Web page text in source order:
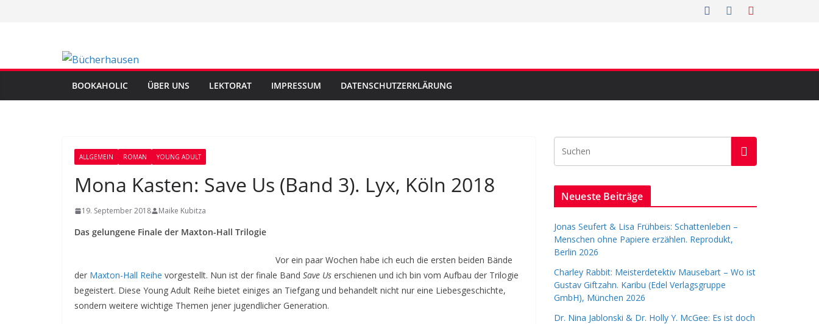
BOOKAHOLIC ÜBER UNS LEKTORAT IMPRESSUM DATENSCHUTZERKLÄRUNG
ALLGEMEIN ROMAN YOUNG ADULT
Mona Kasten: Save Us (Band 3). Lyx, Köln 2018
19. September 2018 Maike Kubitza
Das gelungene Finale der Maxton-Hall Trilogie
Vor ein paar Wochen habe ich euch die ersten beiden Bände
der Maxton-Hall Reihe vorgestellt. Nun ist der finale Band Save Us erschienen und ich bin vom Aufbau der Trilogie
begeistert. Diese Young Adult Reihe bietet einiges an Tiefgang und behandelt nicht nur eine Liebesgeschichte,
sondern weitere wichtige Themen jener jugendlicher Generation.
Neueste Beiträge
Jonas Seufert & Lisa Frühbeis: Schattenleben –
Menschen ohne Papiere erzählen. Reprodukt,
Berlin 2026
Charley Rabbit: Meisterdetektiv Mausebart – Wo ist
Gustav Giftzahn. Karibu (Edel Verlagsgruppe
GmbH), München 2026
Dr. Nina Jablonski & Dr. Holly Y. McGee: Es ist doch